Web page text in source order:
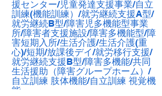
援センター/児童発達支援事業/自立
訓練(機能訓練）/就労継続支援A型/
就労継続B型/障害児多機能型事業
所/障害者支援施設/障害多機能型/障
害短期入所/生活介護/生活介護(重
心)/短期/放課後デイ/就労移行支援/
就労継続支援B型/障害多機能/共同
生活援助（障害グループホーム）/
自立訓練 肢体機能/自立訓練 視覚機
能